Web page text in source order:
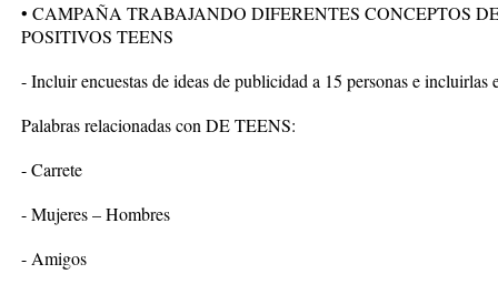
• CAMPAÑA TRABAJANDO DIFERENTES CONCEPTOS
POSITIVOS TEENS
- Incluir encuestas de ideas de publicidad a 15 personas e incluirlas
Palabras relacionadas con DE TEENS:
- Carrete
- Mujeres – Hombres
- Amigos